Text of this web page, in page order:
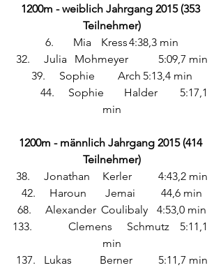
1200m - weiblich Jahrgang 2015 (353
Teilnehmer)
6.	Mia 	Kress	4:38,3 min
32. 	Julia	 Mohmeyer	 5:09,7 min
39.	Sophie	 Arch	5:13,4 min
min
1200m - männlich Jahrgang 2015 (414
Teilnehmer)
38. 	Jonathan	 Kerler	 4:43,2 min
42.	Haroun 	Jemai 	44,6 min
68.	Alexander	Coulibaly	4:53,0 min
133.		Clemens	 Schmutz	5:11,1
min
137. 	Lukas 	Berner	 5:11,7 min